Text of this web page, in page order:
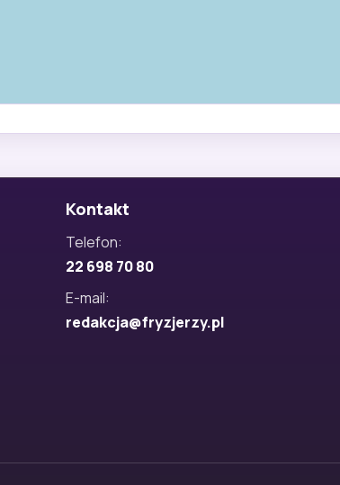
Kontakt
Telefon:
22 698 70 80
E-mail:
redakcja@fryzjerzy.pl